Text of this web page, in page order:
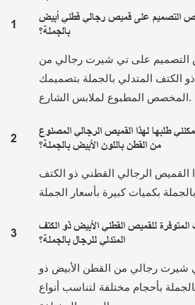
1
التصميم على قميص رجالي قطني أبيض
بالجملة؟
التصميم على تي شيرت رجالي من
الكتف المتدلي بالجملة بتصميمك
المخصص المطبوع لملابس الشارع.
2
طلبها لهذا القميص الرجالي المصنوع
من القطن باللون الأبيض بالجملة؟
الرجالي القطني ذو الكتف
3
للقميص القطني الأبيض ذو الكتف
المتدلي للرجال بالجملة؟
شيرت رجالي من القطن الأبيض ذو
بأحجام مختلفة لتناسب أنواع